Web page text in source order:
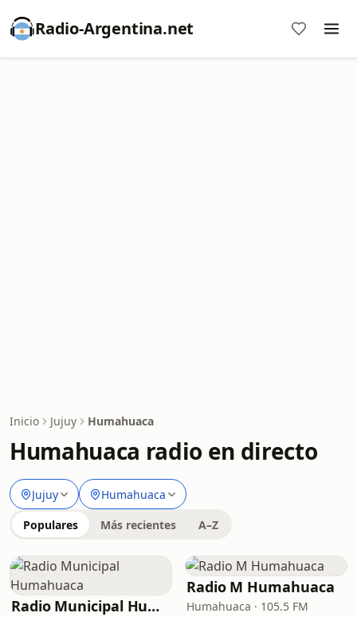
Radio-Argentina.net
Inicio Jujuy Humahuaca
Humahuaca radio en directo
Jujuy Humahuaca
Populares Más recientes A–Z
Radio Municipal Humahuaca
Radio M Humahuaca
Humahuaca · 105.5 FM